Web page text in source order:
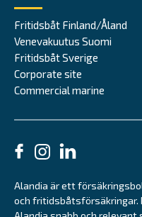
Fritidsbåt Finland/Åland
Venevakuutus Suomi
Fritidsbåt Sverige
Corporate site
Commercial marine
Alandia är ett
och fritidsbåtsförsäkringar.